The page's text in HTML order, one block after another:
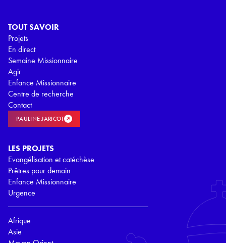
TOUT SAVOIR
Projets
En direct
Semaine Missionnaire
Agir
Enfance Missionnaire
Centre de recherche
Contact
PAULINE JARICOT
LES PROJETS
Evangélisation et catéchèse
Prêtres pour demain
Enfance Missionnaire
Urgence
Afrique
Asie